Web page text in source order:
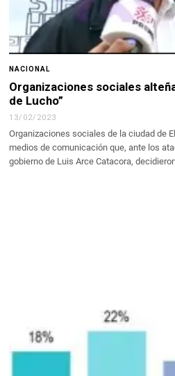
NACIONAL
Organizaciones sociales
de Lucho”
13/02/2023
Organizaciones sociales de la ciudad de
medios de comunicación que, ante los
gobierno de Luis Arce Catacora,